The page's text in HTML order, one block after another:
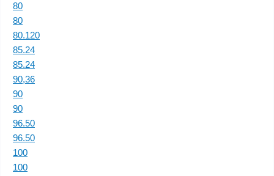
80
80
80.120
85.24
85.24
90,36
90
90
96.50
96.50
100
100